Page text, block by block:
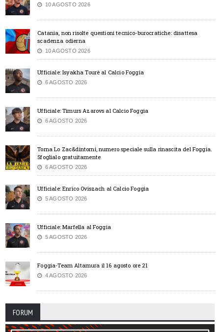
10 AGOSTO 2026
Catania, non risolte questioni tecnico-burocratiche: disattesa
scadenza odierna
10 AGOSTO 2026
Ufficiale: Isyakha Tourè al Calcio Foggia
6 AGOSTO 2026
Ufficiale: Timurs Azarovs al Calcio Foggia
6 AGOSTO 2026
Torna Lo Zac&dintorni, numero speciale sulla rinascita del Foggia.
Sfoglialo gratuitamente
6 AGOSTO 2026
Ufficiale: Enrico Oviszach al Calcio Foggia
5 AGOSTO 2026
Ufficiale: Marfella al Foggia
5 AGOSTO 2026
Foggia-Team Altamura il 16 agosto ore 21
4 AGOSTO 2026
FORUM